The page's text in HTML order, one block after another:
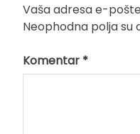
Vaša adresa e-
Neophodna polja su
Komentar *